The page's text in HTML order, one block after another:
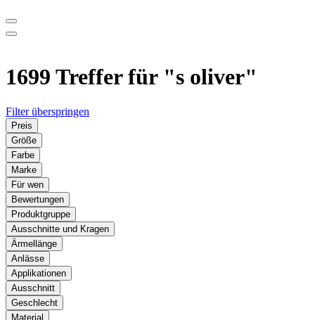
1699 Treffer für "s oliver"
Filter überspringen
Preis
Größe
Farbe
Marke
Für wen
Bewertungen
Produktgruppe
Ausschnitte und Kragen
Ärmellänge
Anlässe
Applikationen
Ausschnitt
Geschlecht
Material